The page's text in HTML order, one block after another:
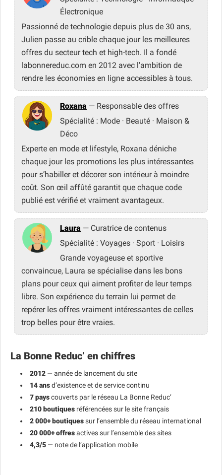
Électronique
Passionné de technologie depuis plus de 30 ans,
Julien passe au crible chaque jour les meilleures
offres du secteur tech et high-tech. Il a fondé
labonnereduc.com en 2012 avec l’ambition de
rendre les économies en ligne accessibles à tous.
Roxana — Responsable des offres
Spécialité : Mode · Beauté · Maison &
Déco
Experte en mode et lifestyle, Roxana déniche
chaque jour les promotions les plus intéressantes
pour s’habiller et décorer son intérieur à moindre
coût. Son œil affûté garantit que chaque code
publié est vérifié et vraiment avantageux.
Laura — Curatrice de contenus
Spécialité : Voyages · Sport · Loisirs
Grande voyageuse et sportive
convaincue, Laura se spécialise dans les bons
plans pour ceux qui aiment profiter de leur temps
libre. Son expérience du terrain lui permet de
repérer les offres vraiment intéressantes de celles
trop belles pour être vraies.
La Bonne Reduc’ en chiffres
2012 — année de lancement du site
14 ansd’existence et de service continu
7 payscouverts par le réseau La Bonne Reduc’
210 boutiques référencées sur le site français
2 000+ boutiquessur l’ensemble du réseau international
20 000+ offresactives sur l’ensemble des sites
4,3/5 — note de l’application mobile